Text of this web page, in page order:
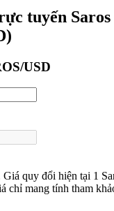
tuyến Saros
USD
quy đổi hiện tại 1
chỉ mang tính tham